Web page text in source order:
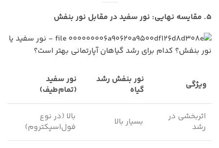
۵. مقایسه نهایی: نور سفید در مقابل نور بنفش
ویژگی
نور بنفش رشد
گیاه
نور سفید
(تمام‌طیف)
اثربخشی در
رشد
بسیار بالا
بالا (در نوع
فول‌اسپکتروم)